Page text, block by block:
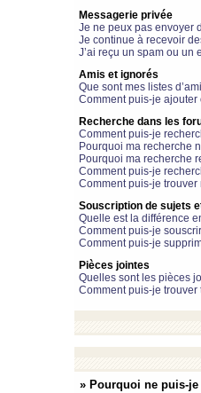
Messagerie privée
Je ne peux pas envoyer
Je continue à recevoir
J’ai reçu un spam ou un
Amis et ignorés
Que sont mes listes
Comment puis-je ajouter
Recherche dans les
Comment puis-je
Pourquoi ma recherche
Pourquoi ma recherche
Comment puis-je
Comment puis-je
Souscription de sujets
Quelle est la différence
Comment puis-je
Comment puis-je
Pièces jointes
Quelles sont les pièces
Comment puis-je
» Pourquoi ne puis-